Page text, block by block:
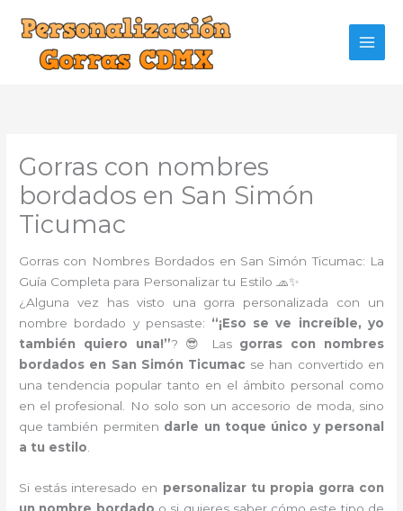
contenido
Gorras con nombres
bordados en San Simón
Ticumac
Gorras con Nombres Bordados en San Simón Ticumac: La
Guía Completa para Personalizar tu Estilo 🧢✨
¿Alguna vez has visto una gorra personalizada con un
nombre bordado y pensaste: “¡Eso se ve increíble, yo
también quiero una!”? 😎 Las gorras con nombres
bordados en San Simón Ticumac se han convertido en
una tendencia popular tanto en el ámbito personal como
en el profesional. No solo son un accesorio de moda, sino
que también permiten darle un toque único y personal
a tu estilo.
Si estás interesado en personalizar tu propia gorra con